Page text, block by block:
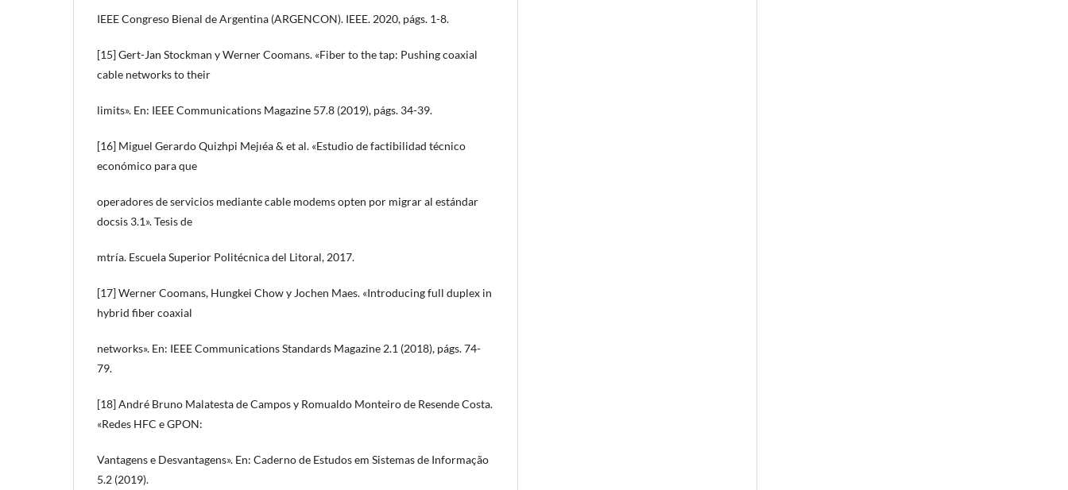
IEEE Congreso Bienal de Argentina (ARGENCON). IEEE. 2020, págs. 1-8.
[15] Gert-Jan Stockman y Werner Coomans. «Fiber to the tap: Pushing coaxial
cable networks to their
limits». En: IEEE Communications Magazine 57.8 (2019), págs. 34-39.
[16] Miguel Gerardo Quizhpi Mejıéa & et al. «Estudio de factibilidad técnico
económico para que
operadores de servicios mediante cable modems opten por migrar al estándar
docsis 3.1». Tesis de
mtría. Escuela Superior Politécnica del Litoral, 2017.
[17] Werner Coomans, Hungkei Chow y Jochen Maes. «Introducing full duplex in
hybrid fiber coaxial
networks». En: IEEE Communications Standards Magazine 2.1 (2018), págs. 74-
79.
[18] André Bruno Malatesta de Campos y Romualdo Monteiro de Resende Costa.
«Redes HFC e GPON:
Vantagens e Desvantagens». En: Caderno de Estudos em Sistemas de Informação
5.2 (2019).